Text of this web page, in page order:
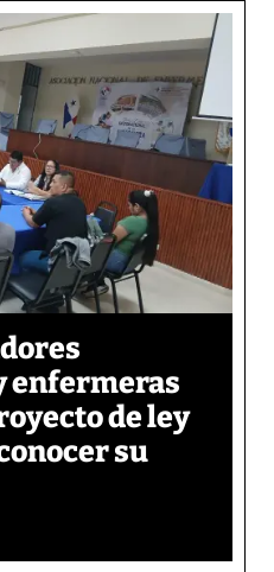
enfermeras
de ley
su